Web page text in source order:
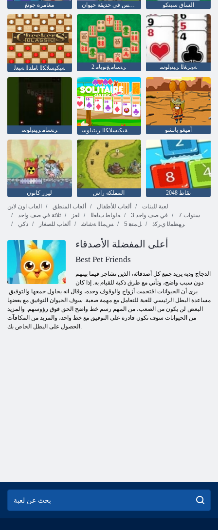
مغامرة جونغ الكرة والدبابيس في حديقة حيوان الساق سينكو
ﺔﻴﻜﻴﺳﻼ ﻜﻟﺍ ﺎﻣﺍﺪﻟﺍ ﺔﺒﻌﻟ 2 ﺮﺘﺳﺎﻣ ﻎﻧﻮﻳﺎﻣ ﺔﻴﺑﺮﻐﻟﺍ ﺮﻴﺘﻴﻟﻮﺳ
ﺮﺘﺳﺎﻣ ﺮﻴﺘﻴﻟﻮﺳ ﺢﺼﻔﻟﺍ ﺪﻴﻋ ﺔﻴﻜﻴﺳﻼ ﻜﻟﺍ ﺮﻴﺘﻴﻟﻮﺳ أميغو بانشو
ليزر كانون المملكة راش
2048 نقاط
العاب اون لاين
ألعاب المنطق ألعاب للأطفال
لعبة للبنات
ثلاثة في صف واحد
لغز ﻪﻟﻭﺎﻃ ﺏﺎﻌﻟﺍ 3 في صف واحد
7 سنوات
ذكي
ألعاب للصغار ﺲﻤﻠﻟﺍ ﺔﺷﺎﺷ 5 ﻞﻤﺘﻫ ﺮﻬﻈﻤﻟﺍ ﻱﺮﻛﺫ
أعلى المفضلة الأصدقاء
Best Pet Friends
الدجاج ودية يريد جمع كل أصدقائه، الذين تشاجر فيما بينهم
دون سبب واضح، وتأتي مع طرق ذكية للقيام به. إذا كان
يرى أن الحيوانات اقتحمت أزواج والوقوف وحده، وقال انه يحاول جمعها والتوفيق.
مساعدة البطل الرئيسي للعبة للتعامل مع مهمة صعبة. سوف الحيوان التوفيق مع بعضها
البعض لن يكون من الصعب، من المهم رسم خط واضح الحق فوق رؤوسهم. والمزيد
من الحيوانات سوف تكون قادرة على التوفيق مع خط واحد، والمزيد من المكافآت
الحصول على البطل الخاص بك.